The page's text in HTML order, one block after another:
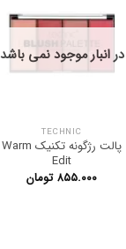
در انبار موجود نمی باشد
TECHNIC
پالت رژگونه تکنیک Warm
Edit
۸۵۵.۰۰۰ تومان